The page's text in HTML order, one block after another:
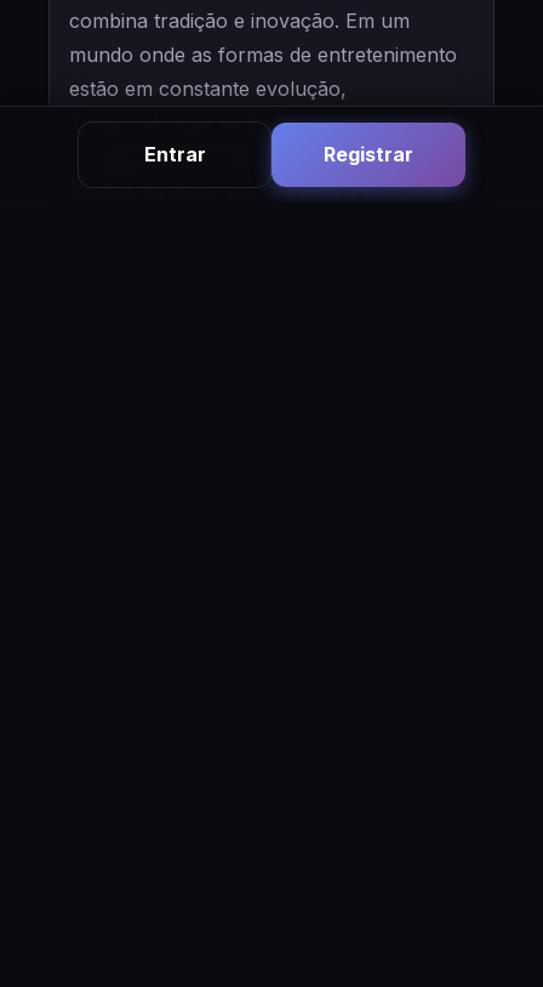
combina tradição e inovação. Em um
mundo onde as formas de entretenimento
estão em constante evolução,
TreasureHouse se destaca,
proporcionando diversão e desafio em igual
medida. Explore, aventure-se e vença com
Entrar Registrar